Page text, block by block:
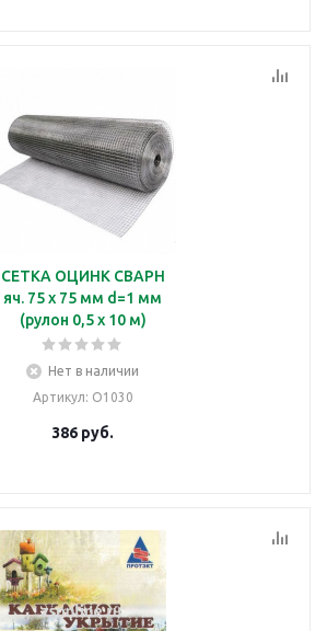
СЕТКА ОЦИНК СВАРН
яч. 75 х 75 мм d=1 мм
(рулон 0,5 х 10 м)
Нет в наличии
Артикул: О1030
386 руб.